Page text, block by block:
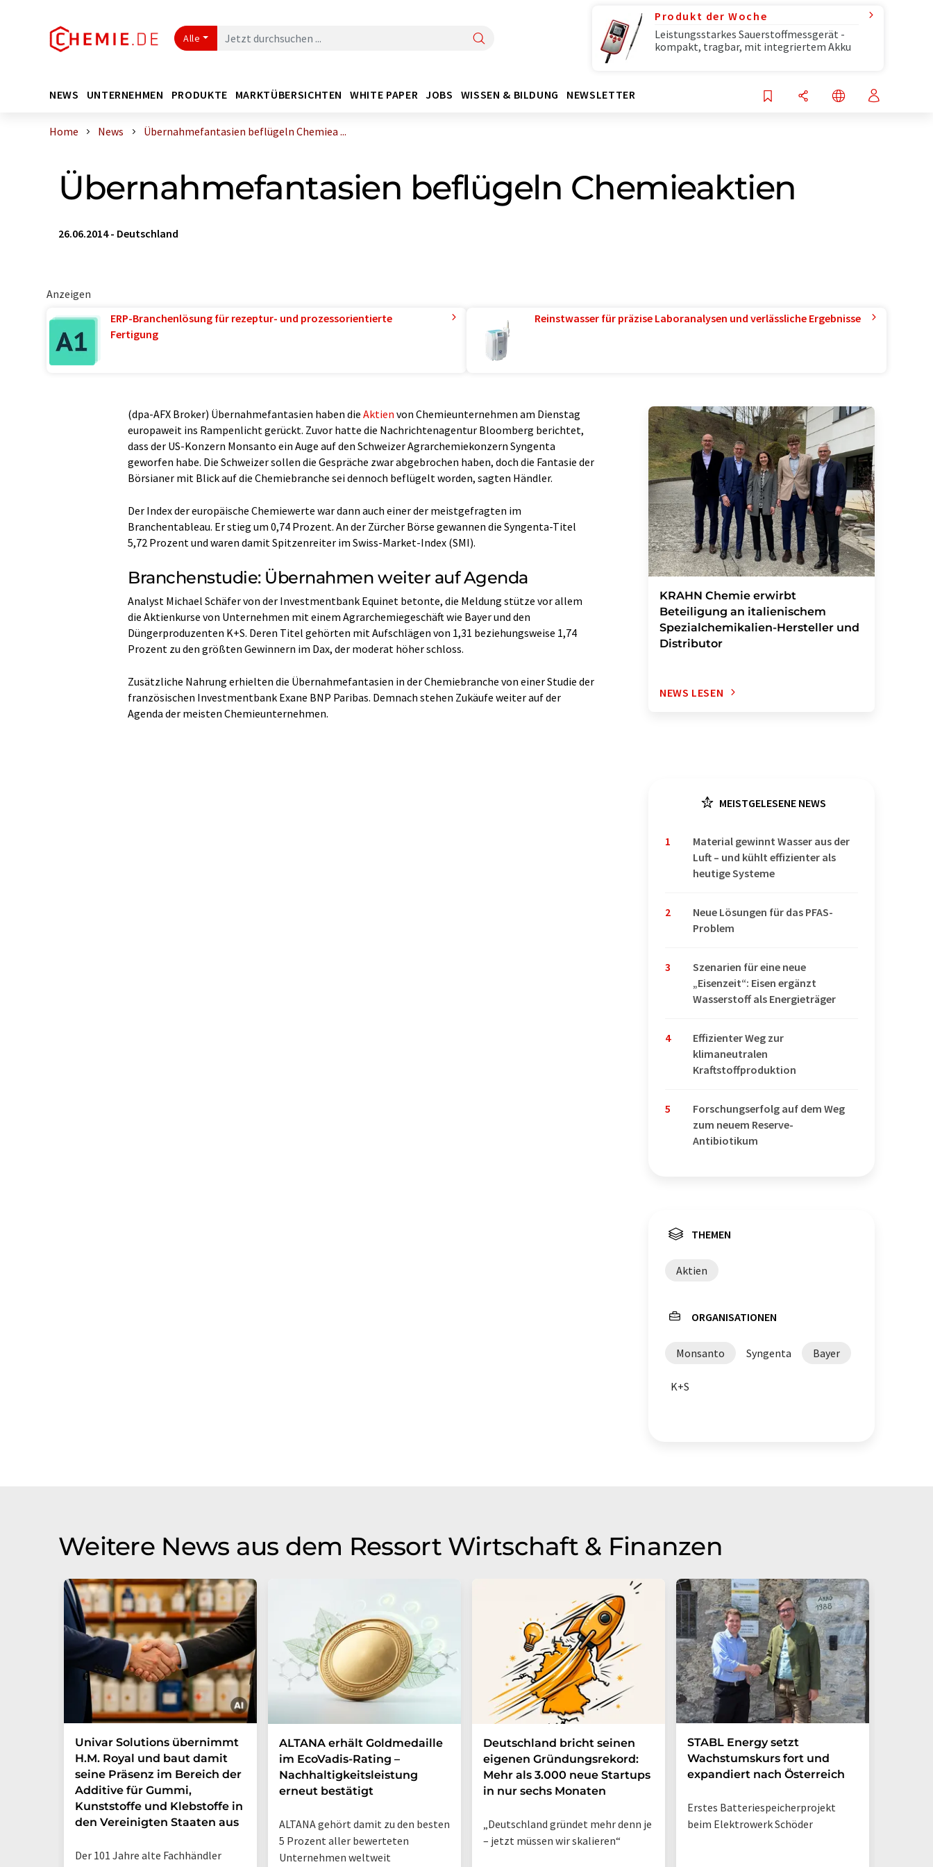
Alle
Produkt der Woche
Leistungsstarkes Sauerstoffmessgerät -
kompakt, tragbar, mit integriertem Akku
NEWS UNTERNEHMEN PRODUKTE MARKTÜBERSICHTEN WHITE PAPER JOBS WISSEN & BILDUNG NEWSLETTER
Home News Übernahmefantasien beflügeln Chemiea ...
Übernahmefantasien beflügeln Chemieaktien
26.06.2014- Deutschland
Anzeigen
ERP-Branchenlösung für rezeptur- und prozessorientierte
Fertigung
Reinstwasser für präzise Laboranalysen und verlässliche Ergebnisse
(dpa-AFX Broker) Übernahmefantasien haben die Aktien von Chemieunternehmen am Dienstag
europaweit ins Rampenlicht gerückt. Zuvor hatte die Nachrichtenagentur Bloomberg berichtet,
dass der US-Konzern Monsanto ein Auge auf den Schweizer Agrarchemiekonzern Syngenta
geworfen habe. Die Schweizer sollen die Gespräche zwar abgebrochen haben, doch die Fantasie der
Börsianer mit Blick auf die Chemiebranche sei dennoch beflügelt worden, sagten Händler.
Der Index der europäische Chemiewerte war dann auch einer der meistgefragten im
Branchentableau. Er stieg um 0,74 Prozent. An der Zürcher Börse gewannen die Syngenta-Titel
5,72 Prozent und waren damit Spitzenreiter im Swiss-Market-Index (SMI).
Branchenstudie: Übernahmen weiter auf Agenda
Analyst Michael Schäfer von der Investmentbank Equinet betonte, die Meldung stütze vor allem
die Aktienkurse von Unternehmen mit einem Agrarchemiegeschäft wie Bayer und den
Düngerproduzenten K+S. Deren Titel gehörten mit Aufschlägen von 1,31 beziehungsweise 1,74
Prozent zu den größten Gewinnern im Dax, der moderat höher schloss.
Zusätzliche Nahrung erhielten die Übernahmefantasien in der Chemiebranche von einer Studie der
französischen Investmentbank Exane BNP Paribas. Demnach stehen Zukäufe weiter auf der
Agenda der meisten Chemieunternehmen.
KRAHN Chemie erwirbt
Beteiligung an italienischem
Spezialchemikalien-Hersteller und
Distributor
NEWS LESEN
MEISTGELESENE NEWS
1
Material gewinnt Wasser aus der
Luft – und kühlt effizienter als
heutige Systeme
2
Neue Lösungen für das PFAS-
Problem
3
Szenarien für eine neue
„Eisenzeit“: Eisen ergänzt
Wasserstoff als Energieträger
4
Effizienter Weg zur
klimaneutralen
Kraftstoffproduktion
5
Forschungserfolg auf dem Weg
zum neuem Reserve-
Antibiotikum
THEMEN
Aktien
ORGANISATIONEN
Monsanto Syngenta Bayer
K+S
Weitere News aus dem Ressort Wirtschaft & Finanzen
Univar Solutions übernimmt
H.M. Royal und baut damit
seine Präsenz im Bereich der
Additive für Gummi,
Kunststoffe und Klebstoffe in
den Vereinigten Staaten aus
Der 101 Jahre alte Fachhändler
ALTANA erhält Goldmedaille
im EcoVadis-Rating –
Nachhaltigkeitsleistung
erneut bestätigt
ALTANA gehört damit zu den besten
5 Prozent aller bewerteten
Unternehmen weltweit
Deutschland bricht seinen
eigenen Gründungsrekord:
Mehr als 3.000 neue Startups
in nur sechs Monaten
„Deutschland gründet mehr denn je
– jetzt müssen wir skalieren“
STABL Energy setzt
Wachstumskurs fort und
expandiert nach Österreich
Erstes Batteriespeicherprojekt
beim Elektrowerk Schöder